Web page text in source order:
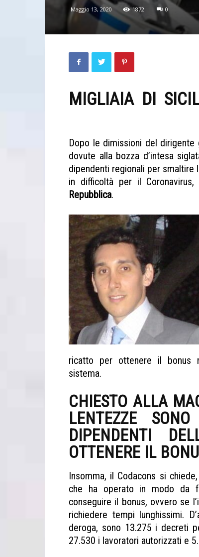
Maggio 13, 2020 1872 0
MIGLIAIA DI
Dopo le dimissioni del dirigente
dovute alla bozza d’intesa
dipendenti regionali per smaltire
in difficoltà per il Coronavirus,
Repubblica.
ricatto per ottenere il bonus
sistema.
CHIESTO ALLA M
LENTEZZE
DIPENDENTI
OTTENERE IL
Insomma, il Codacons si
che ha operato in modo da
conseguire il bonus, ovvero se
richiedere tempi lunghissimi.
deroga, sono 13.275 i decreti
27.530 i lavoratori autorizzati e